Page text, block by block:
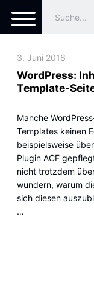
3. Juni 2016
WordPress:
Template-
Manche
Templates keinen
beispielsweise
Plugin ACF
nicht trotzdem
wundern, warum
sich diesen
…